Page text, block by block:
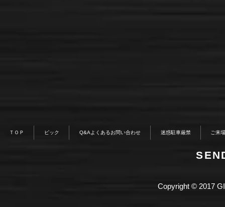
ＴＯＰ ピック Q&Aよくあるお問い合わせ 迷惑駐車厳禁 ご来
Copyright © 2017